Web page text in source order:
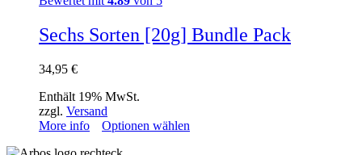
Sechs Sorten [20g] Bundle Pack
34,95 €
Enthält 19% MwSt.
zzgl. Versand
More info
Optionen wählen